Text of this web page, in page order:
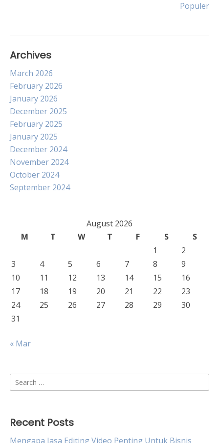
Populer
Archives
March 2026
February 2026
January 2026
December 2025
February 2025
January 2025
December 2024
November 2024
October 2024
September 2024
August 2026
M
T W T F S
S
1
2
3
4 5 6 7 8
9
10
11 12 13 14 15
16
17
18 19 20 21 22
23
24
25 26 27 28 29
30
31
« Mar
Search
for:
Recent Posts
Mengapa Jasa Editing Video Penting Untuk Bisnis